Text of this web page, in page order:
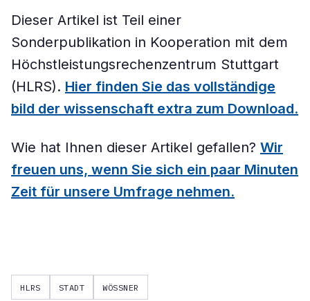
Dieser Artikel ist Teil einer
Sonderpublikation in Kooperation mit dem
Höchstleistungsrechenzentrum Stuttgart
(HLRS). Hier finden Sie das vollständige
bild der wissenschaft extra zum Download.
Wie hat Ihnen dieser Artikel gefallen? Wir
freuen uns, wenn Sie sich ein paar Minuten
Zeit für unsere Umfrage nehmen.
HLRS STADT WÖSSNER